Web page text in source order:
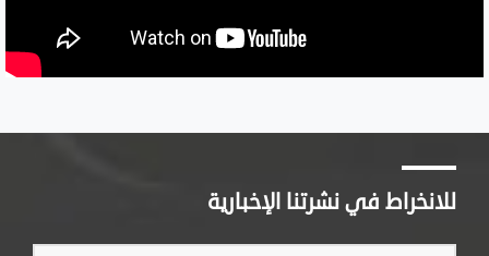
للانخراط في نشرتنا الإخبارية